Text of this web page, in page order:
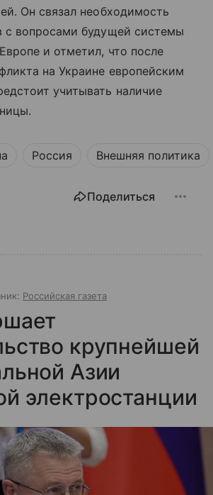
Он связал необходимость
с вопросами будущей системы
и отметил, что после
на Украине европейским
учитывать наличие
Россия Внешняя политика
Поделиться
Российская газета
крупнейшей
Азии
электростанции